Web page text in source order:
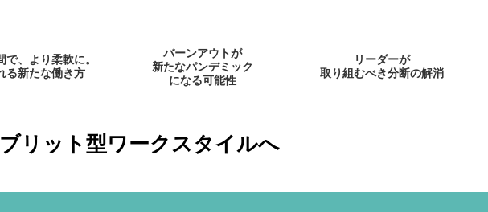
で、より柔軟に。
る新たな働き方
バーンアウトが
新たなパンデミック
になる可能性
リーダーが
取り組むべき分断の解消
リット型ワークスタイルへ